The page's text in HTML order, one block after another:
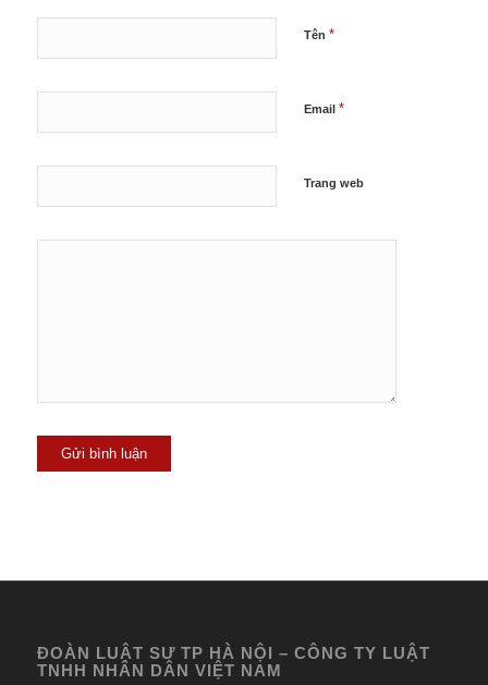
Tên *
Email *
Trang web
ĐOÀN LUẬT SƯ TP HÀ NỘI – CÔNG TY LUẬT
TNHH NHÂN DÂN VIỆT NAM